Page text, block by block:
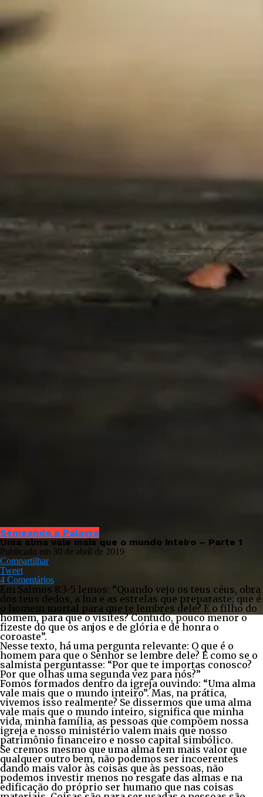
Semeando a Palavra
Uma alma vale mais que o mundo inteiro – Parte 1
Publicado em 30 de abril de 2019
Compartilhar
Tweet
4 Comentários
Em Salmos 8:3-5 lemos: “Quando vejo os teus céus, obra
dos teus dedos, a lua e as estrelas que preparaste; que é
o homem mortal para que te lembres dele? E o filho do
homem, para que o visites? Contudo, pouco menor o
fizeste do que os anjos e de glória e de honra o
coroaste”.
Nesse texto, há uma pergunta relevante: O que é o
homem para que o Senhor se lembre dele? É como se o
salmista perguntasse: “Por que te importas conosco?
Por que olhas uma segunda vez para nós?”
Fomos formados dentro da igreja ouvindo: “Uma alma
vale mais que o mundo inteiro”. Mas, na prática,
vivemos isso realmente? Se dissermos que uma alma
vale mais que o mundo inteiro, significa que minha
vida, minha família, as pessoas que compõem nossa
igreja e nosso ministério valem mais que nosso
patrimônio financeiro e nosso capital simbólico.
Se cremos mesmo que uma alma tem mais valor que
qualquer outro bem, não podemos ser incoerentes
dando mais valor às coisas que às pessoas, não
podemos investir menos no resgate das almas e na
edificação do próprio ser humano que nas coisas